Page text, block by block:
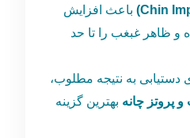
باعث افزایش
و ظاهر غبغب را تا حد
دستیابی به نتیجه مطلوب،
پروتز چانه بهترین گزینه